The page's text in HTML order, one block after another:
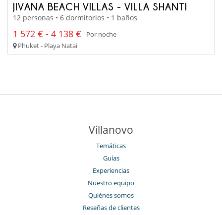
JIVANA BEACH VILLAS - VILLA SHANTI
12 personas • 6 dormitorios • 1 baños
1 572 € - 4 138 €
Por noche
Phuket - Playa Natai
Villanovo
Temáticas
Guías
Experiencias
Nuestro equipo
Quiénes somos
Reseñas de clientes